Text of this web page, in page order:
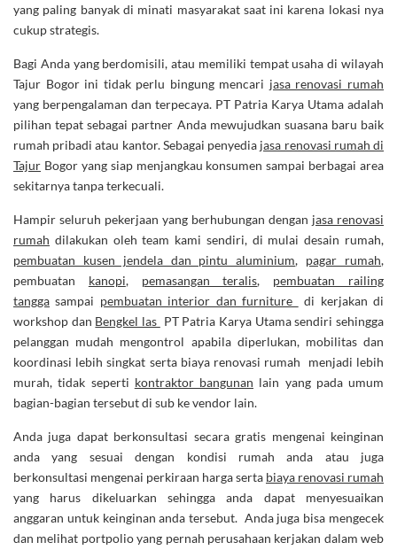
yang paling banyak di minati masyarakat saat ini karena lokasi nya
cukup strategis.
Bagi Anda yang berdomisili, atau memiliki tempat usaha di wilayah
Tajur Bogor ini tidak perlu bingung mencari jasa renovasi rumah
yang berpengalaman dan terpecaya. PT Patria Karya Utama adalah
pilihan tepat sebagai partner Anda mewujudkan suasana baru baik
rumah pribadi atau kantor. Sebagai penyedia jasa renovasi rumah di
Tajur Bogor yang siap menjangkau konsumen sampai berbagai area
sekitarnya tanpa terkecuali.
Hampir seluruh pekerjaan yang berhubungan dengan jasa renovasi
rumah dilakukan oleh team kami sendiri, di mulai desain rumah,
pembuatan kusen jendela dan pintu aluminium, pagar rumah,
pembuatan kanopi, pemasangan teralis, pembuatan railing
tangga sampai pembuatan interior dan furniture
di kerjakan di
workshop dan Bengkel las PT Patria Karya Utama sendiri sehingga
pelanggan mudah mengontrol apabila diperlukan, mobilitas dan
koordinasi lebih singkat serta biaya renovasi rumah menjadi lebih
murah, tidak seperti kontraktor bangunan lain yang pada umum
bagian-bagian tersebut di sub ke vendor lain.
Anda juga dapat berkonsultasi secara gratis mengenai keinginan
anda yang sesuai dengan kondisi rumah anda atau juga
berkonsultasi mengenai perkiraan harga serta biaya renovasi rumah
yang harus dikeluarkan sehingga anda dapat menyesuaikan
anggaran untuk keinginan anda tersebut. Anda juga bisa mengecek
dan melihat portpolio yang pernah perusahaan kerjakan dalam web